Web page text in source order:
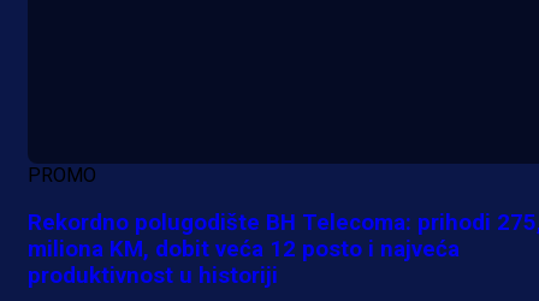
PROMO
Rekordno polugodište BH Telecoma: prihodi
miliona KM, dobit veća 12 posto i najveća
produktivnost u historiji